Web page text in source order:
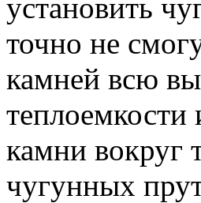
установить
точно не
камней всю
теплоемкости
камни вокруг
чугунных